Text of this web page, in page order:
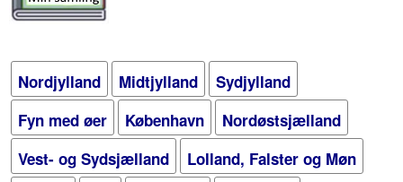
Nordjylland Midtjylland
Sydjylland
Fyn med øer
København
Nordøstsjælland
Vest- og Sydsjælland
Lolland, Falster og Møn